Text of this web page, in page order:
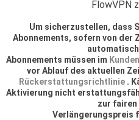
FlowVPN
Um sicherzustellen, dass
Abonnements, sofern von
Abonnements müssen im
vor Ablauf des aktuellen
Rückerstattungsrichtlinie.
Aktivierung nicht
zur fairen
Verlängerungspreis